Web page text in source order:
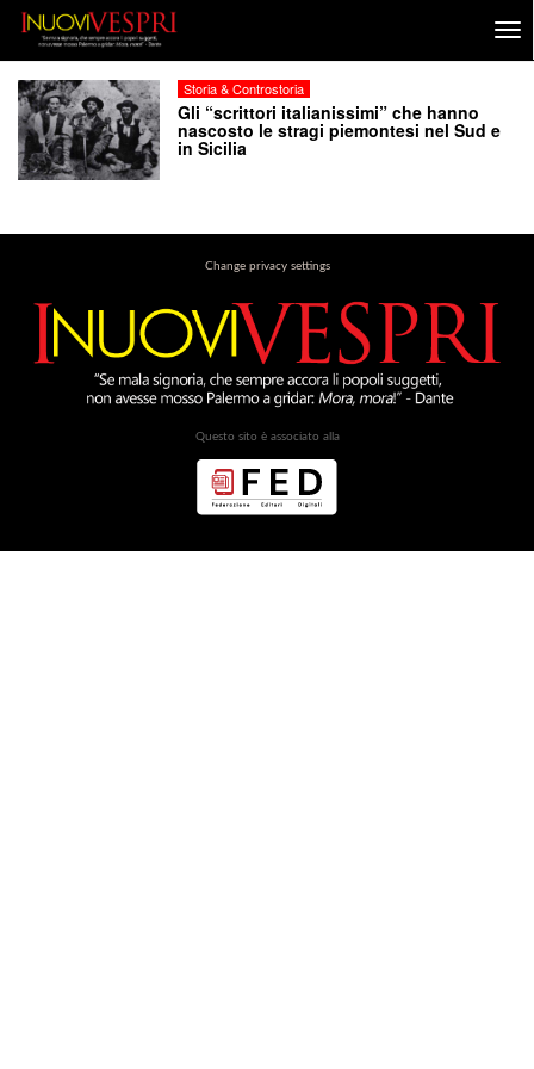
Storia & Controstoria
Gli “scrittori italianissimi” che hanno
nascosto le stragi piemontesi nel Sud e
in Sicilia
Change privacy settings
Questo sito è associato alla